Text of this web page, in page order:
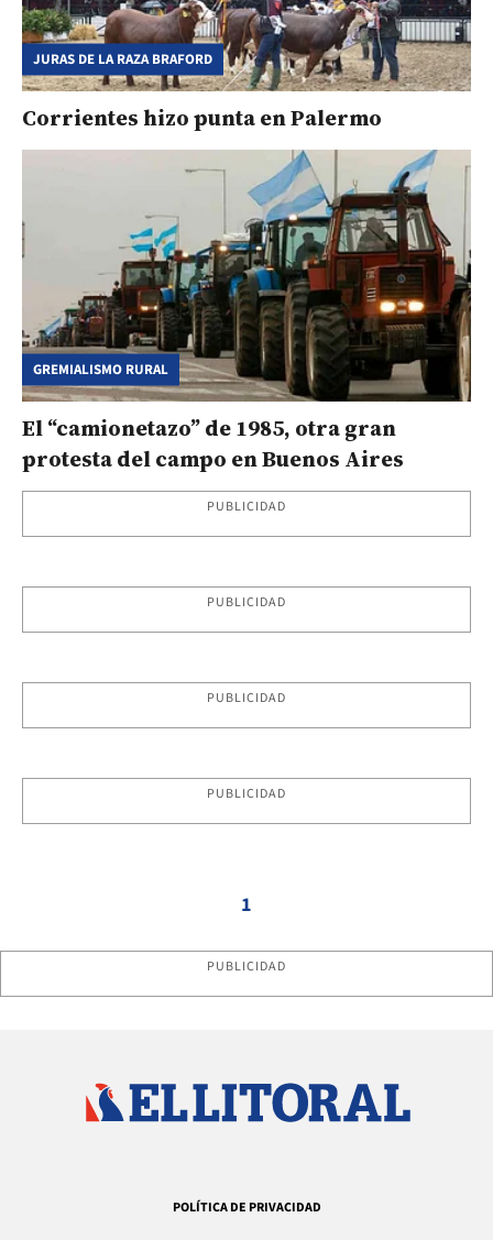
JURAS DE LA RAZA BRAFORD
Corrientes hizo punta en Palermo
GREMIALISMO RURAL
El “camionetazo” de 1985, otra gran
protesta del campo en Buenos Aires
PUBLICIDAD
PUBLICIDAD
PUBLICIDAD
PUBLICIDAD
1
PUBLICIDAD
POLÍTICA DE PRIVACIDAD